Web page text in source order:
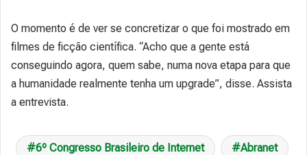
O momento é de ver se concretizar o que foi mostrado em
filmes de ficção científica. “Acho que a gente está
conseguindo agora, quem sabe, numa nova etapa para que
a humanidade realmente tenha um upgrade”, disse. Assista
a entrevista.
6º Congresso Brasileiro de Internet Abranet